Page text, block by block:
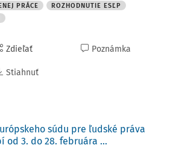
PRÁCE
ROZHODNUTIE ESĽP
Zdieľať
Stiahnuť
Poznámka
súdu pre ľudské práva
od 3. do 28. februára ...